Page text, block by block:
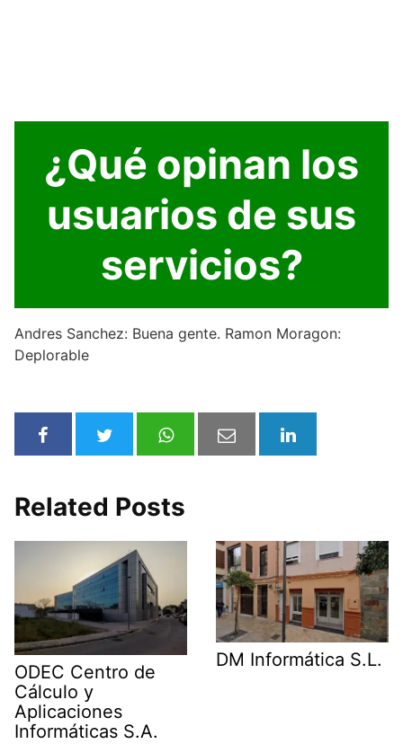
¿Qué opinan los
usuarios de sus
servicios?
Andres Sanchez: Buena gente. Ramon Moragon:
Deplorable
Related Posts
ODEC Centro de
Cálculo y
Aplicaciones
Informáticas S.A.
DM Informática S.L.